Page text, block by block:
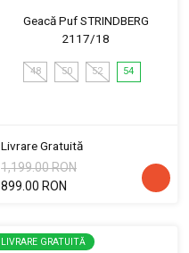
Geacă Puf STRINDBERG
2117/18
48 50 52 54
Livrare Gratuită
1,199.00 RON
899.00 RON
LIVRARE GRATUITĂ